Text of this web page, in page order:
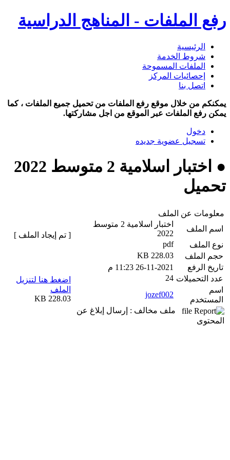
رفع الملفات - المناهج الدراسية
الرئيسية
شروط الخدمة
الملفات المسموحة
إحصائيات المركز
اتصل بنا
يمكنكم من خلال موقع رفع الملفات من تحميل جميع الملفات ، كما
يمكن رفع الملفات عبر الموقع من اجل مشاركتها.
دخول
تسجيل عضوية جديده
● اختبار اسلامية 2 متوسط 2022
تحميل
معلومات عن الملف
اسم الملف
اختبار اسلامية 2 متوسط
2022
نوع الملف
pdf
حجم الملف
228.03 KB
تاريخ الرفع
26-11-2021 11:23 م
عدد التحميلات 24
اسم
المستخدم
jozef002
ملف مخالف : إرسال إبلاغ عن
المحتوى
[ تم إيجاد الملف ]
اضغط هنا لتنزيل
الملف
228.03 KB